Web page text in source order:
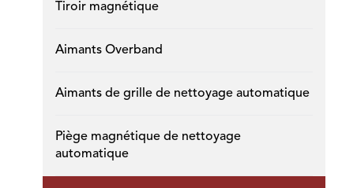
Tiroir magnétique
Aimants Overband
Aimants de grille de nettoyage automatique
Piège magnétique de nettoyage
automatique